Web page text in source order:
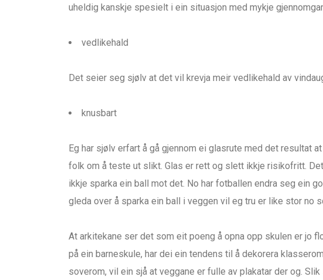
uheldig kanskje spesielt i ein situasjon med mykje
vedlikehald
Det seier seg sjølv at det vil krevja meir vedlikehald av
knusbart
Eg har sjølv erfart å gå gjennom ei glasrute med det resultat
folk om å teste ut slikt. Glas er rett og slett ikkje risikofritt.
ikkje sparka ein ball mot det. No har fotballen endra seg ein
gleda over å sparka ein ball i veggen vil eg tru er like stor no
At arkitekane ser det som eit poeng å opna opp skulen er jo
på ein barneskule, har dei ein tendens til å dekorera
soverom, vil ein sjå at veggane er fulle av plakatar der og.